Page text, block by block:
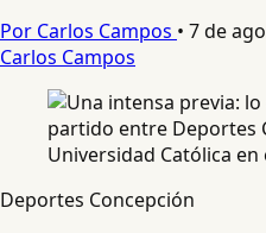
Por Carlos Campos • 7 de
Carlos Campos
Deportes Concepción